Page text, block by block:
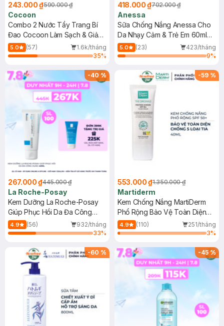
243.000 ₫590.000 ₫
Cocoon
Combo 2 Nước Tẩy Trang Bí
Đao Cocoon Làm Sạch & Giảm
Dầu 500ml
5.0 (57)
1.6k/tháng
35%
418.000 ₫702.000 ₫
Anessa
Sữa Chống Nắng Anessa Cho
Da Nhạy Cảm & Trẻ Em 60ml
(Mới)
5.0 (23)
423/tháng
9%
-40%
267.000 ₫445.000 ₫
La Roche-Posay
Kem Dưỡng La Roche-Posay
Giúp Phục Hồi Da Đa Công
Dụng 40ml
4.9 (56)
932/tháng
33%
-59 %
553.000 ₫1.350.000 ₫
Martiderm
Kem Chống Nắng MartiDerm
Phổ Rộng Bảo Vệ Toàn Diện
40ml
4.9 (110)
251/tháng
3%
-60 % -45%